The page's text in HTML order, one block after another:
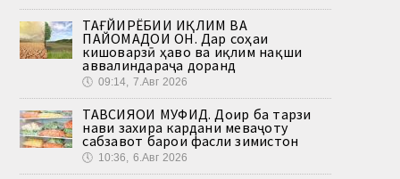
ТАҒЙИРЁБИИ ИҚЛИМ ВА
ПАЙОМАДҲОИ ОН. Дар соҳаи
кишоварзӣ ҳаво ва иқлим нақши
аввалиндараҷа доранд
🕔 09:14, 7.Авг 2026
ТАВСИЯҲОИ МУФИД. Доир ба тарзи
нави захира кардани меваҷоту
сабзавот барои фасли зимистон
🕔 10:36, 6.Авг 2026